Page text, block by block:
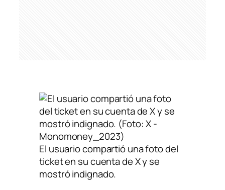
El usuario compartió una foto del
ticket en su cuenta de X y se
mostró indignado.